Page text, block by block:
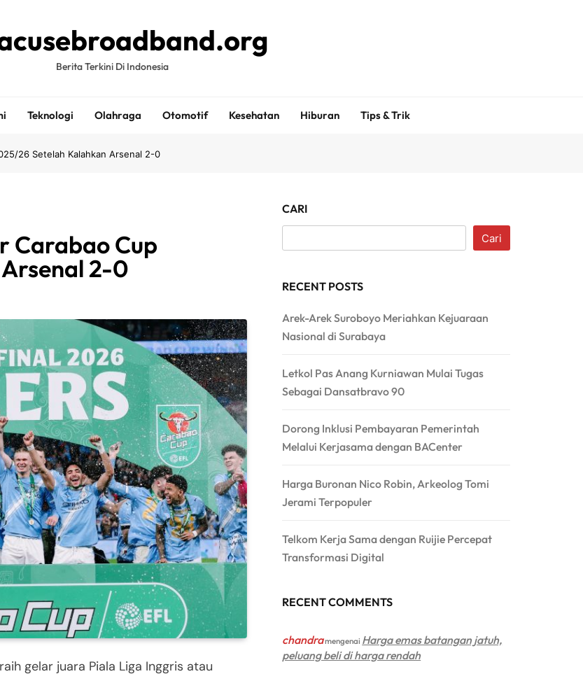
Berita Terkini Di Indonesia
Teknologi Olahraga Otomotif Kesehatan Hiburan Tips & Trik
26 Setelah Kalahkan Arsenal 2-0
Carabao Cup
2-0
gelar juara Piala Liga Inggris atau
CARI
Cari
RECENT POSTS
Arek-Arek Suroboyo Meriahkan Kejuaraan
Nasional di Surabaya
Letkol Pas Anang Kurniawan Mulai Tugas
Sebagai Dansatbravo 90
Dorong Inklusi Pembayaran Pemerintah
Melalui Kerjasama dengan BACenter
Harga Buronan Nico Robin, Arkeolog Tomi
Jerami Terpopuler
Telkom Kerja Sama dengan Ruijie Percepat
Transformasi Digital
RECENT COMMENTS
chandramengenai Harga emas batangan jatuh,
peluang beli di harga rendah